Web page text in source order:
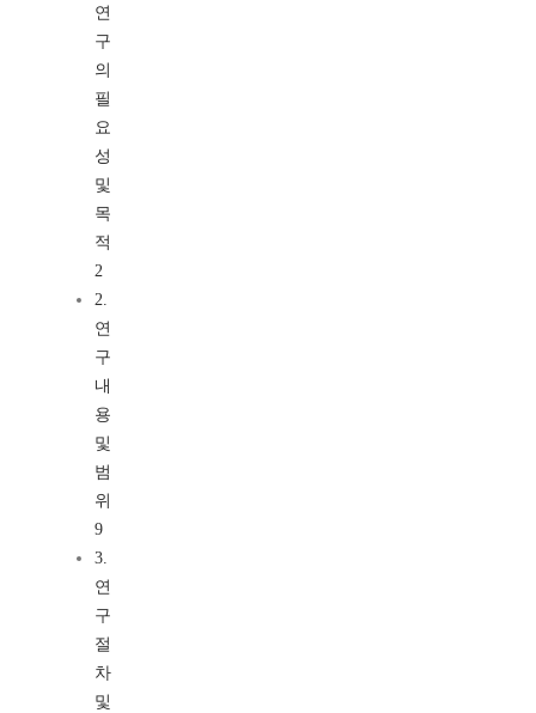
연
구
의
필
요
성
및
목
적
2
2.
연
구
내
용
및
범
위
9
3.
연
구
절
차
및